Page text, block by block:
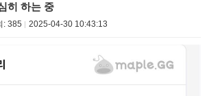
히 하는 중
: 385 2025-04-30 10:43:13